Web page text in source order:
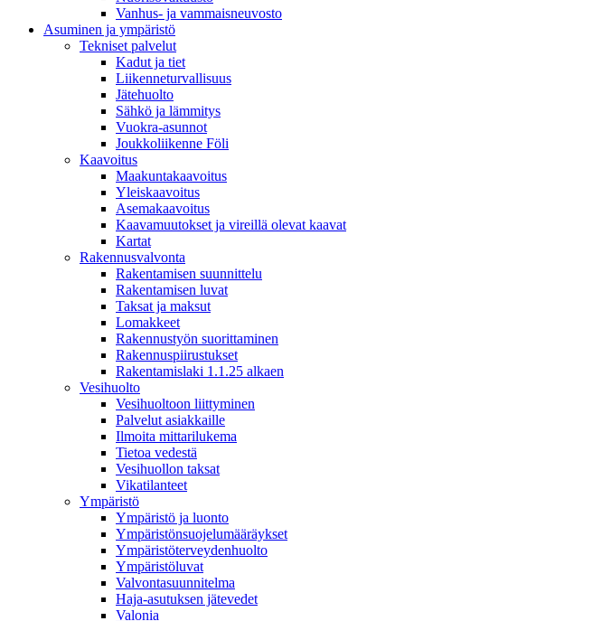
Vanhus- ja vammaisneuvosto
Asuminen ja ympäristö
Tekniset palvelut
Kadut ja tiet
Liikenneturvallisuus
Jätehuolto
Sähkö ja lämmitys
Vuokra-asunnot
Joukkoliikenne Föli
Kaavoitus
Maakuntakaavoitus
Yleiskaavoitus
Asemakaavoitus
Kaavamuutokset ja vireillä olevat kaavat
Kartat
Rakennusvalvonta
Rakentamisen suunnittelu
Rakentamisen luvat
Taksat ja maksut
Lomakkeet
Rakennustyön suorittaminen
Rakennuspiirustukset
Rakentamislaki 1.1.25 alkaen
Vesihuolto
Vesihuoltoon liittyminen
Palvelut asiakkaille
Ilmoita mittarilukema
Tietoa vedestä
Vesihuollon taksat
Vikatilanteet
Ympäristö
Ympäristö ja luonto
Ympäristönsuojelumääräykset
Ympäristöterveydenhuolto
Ympäristöluvat
Valvontasuunnitelma
Haja-asutuksen jätevedet
Valonia